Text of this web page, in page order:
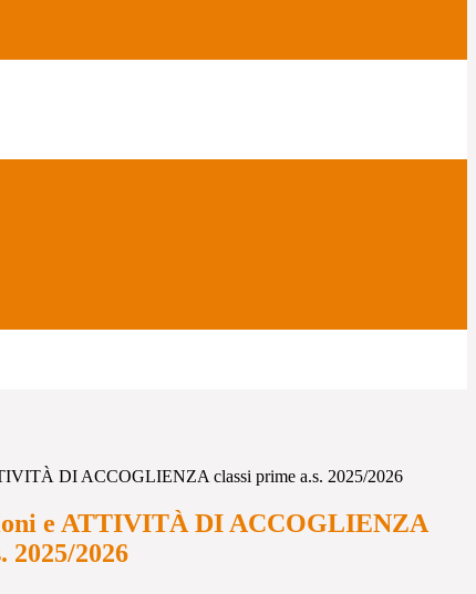
DI ACCOGLIENZA classi prime a.s. 2025/2026
e ATTIVITÀ DI ACCOGLIENZA
2025/2026